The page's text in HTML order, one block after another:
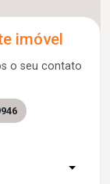
imóvel
o seu contato